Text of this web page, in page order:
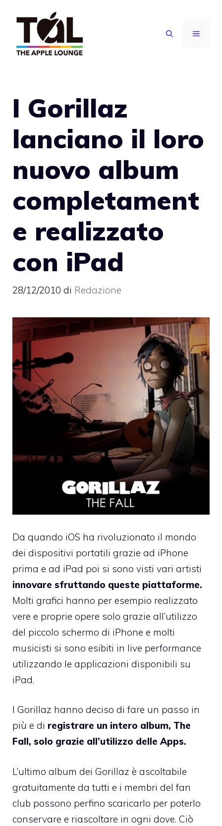
contenuto
MENU
I Gorillaz
lanciano il loro
nuovo album
completament
e realizzato
con iPad
28/12/2010 di Redazione
Da quando iOS ha rivoluzionato il mondo
dei dispositivi portatili grazie ad iPhone
prima e ad iPad poi si sono visti vari artisti
innovare sfruttando queste piattaforme.
Molti grafici hanno per esempio realizzato
vere e proprie opere solo grazie all’utilizzo
del piccolo schermo di iPhone e molti
musicisti si sono esibiti in live performance
utilizzando le applicazioni disponibili su
iPad.
I Gorillaz hanno deciso di fare un passo in
più e di registrare un intero album, The
Fall, solo grazie all’utilizzo delle Apps.
L’ultimo album dei Gorillaz è ascoltabile
gratuitamente da tutti e i membri del fan
club possono perfino scaricarlo per poterlo
conservare e riascoltare in ogni dove. Ciò